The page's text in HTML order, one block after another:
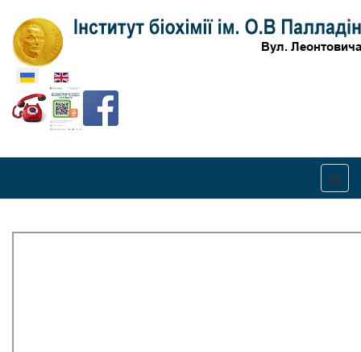
Оберіть свою мову